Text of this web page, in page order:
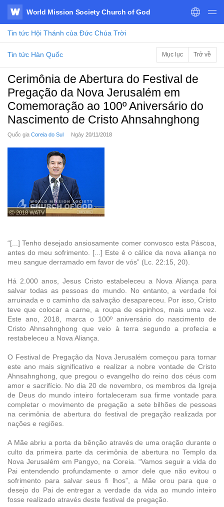
WATV
World Mission Society Church of God
Tin tức Hội Thánh của Đức Chúa Trời
Tin tức Hàn Quốc Mục lục Trở về
Cerimônia de Abertura do Festival de
Pregação da Nova Jerusalém em
Comemoração ao 100º Aniversário do
Nascimento de Cristo Ahnsahnghong
Quốc gia Coreia do Sul Ngày 20/11/2018
ⓒ 2018 WATV
“[...] Tenho desejado ansiosamente comer convosco esta Páscoa,
antes do meu sofrimento. [...] Este é o cálice da nova aliança no
meu sangue derramado em favor de vós” (Lc. 22:15, 20).
Há 2.000 anos, Jesus Cristo estabeleceu a Nova Aliança para
salvar todas as pessoas do mundo. No entanto, a verdade foi
arruinada e o caminho da salvação desapareceu. Por isso, Cristo
teve que colocar a carne, a roupa de espinhos, mais uma vez.
Este ano, 2018, marca o 100º aniversário do nascimento de
Cristo Ahnsahnghong que veio à terra segundo a profecia e
restabeleceu a Nova Aliança.
O Festival de Pregação da Nova Jerusalém começou para tornar
este ano mais significativo e realizar a nobre vontade de Cristo
Ahnsahnghong, que pregou o evangelho do reino dos céus com
amor e sacrifício. No dia 20 de novembro, os membros da Igreja
de Deus do mundo inteiro fortaleceram sua firme vontade para
completar o movimento de pregação a sete bilhões de pessoas
na cerimônia de abertura do festival de pregação realizada por
nações e regiões.
A Mãe abriu a porta da bênção através de uma oração durante o
culto da primeira parte da cerimônia de abertura no Templo da
Nova Jerusalém em Pangyo, na Coreia. “Vamos seguir a vida do
Pai entendendo profundamente o amor dele que não evitou o
sofrimento para salvar seus fi lhos”, a Mãe orou para que o
desejo do Pai de entregar a verdade da vida ao mundo inteiro
fosse realizado através deste festival de pregação.